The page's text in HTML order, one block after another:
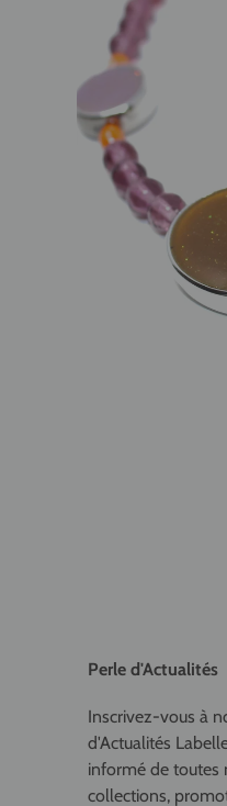
Perle d'Actualités
Inscrivez-vous à
d'Actualités
informé de toutes
collections,